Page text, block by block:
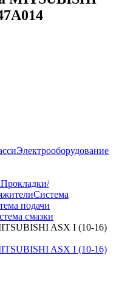
Электрооборудование
Прокладки/
Система
подачи
смазки
ASX I (10-16)